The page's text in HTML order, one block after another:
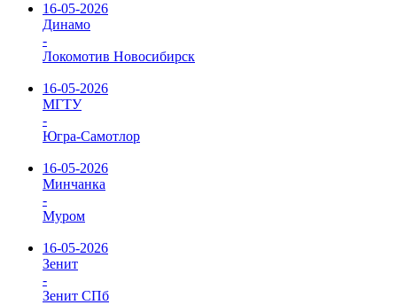
16-05-2026
Динамо
-
Локомотив Новосибирск
16-05-2026
МГТУ
-
Югра-Самотлор
16-05-2026
Минчанка
-
Муром
16-05-2026
Зенит
-
Зенит СПб